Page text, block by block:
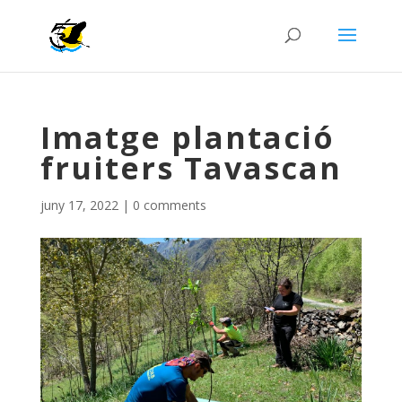
Imatge plantació
fruiters Tavascan
juny 17, 2022| 0 comments